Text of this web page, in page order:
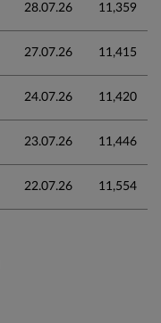
28.07.26 11,359
27.07.26 11,415
24.07.26 11,420
23.07.26 11,446
22.07.26 11,554